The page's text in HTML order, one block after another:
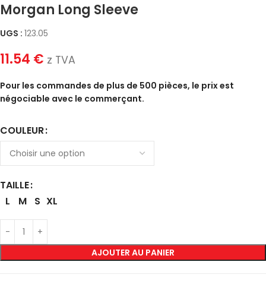
Morgan Long Sleeve
UGS : 123.05
11.54 € z TVA
Pour les commandes de plus de 500 pièces, le prix est
négociable avec le commerçant.
COULEUR
TAILLE
L
M S XL
AJOUTER AU PANIER